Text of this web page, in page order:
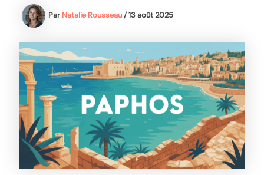
Par Natalie Rousseau/13 août 2025